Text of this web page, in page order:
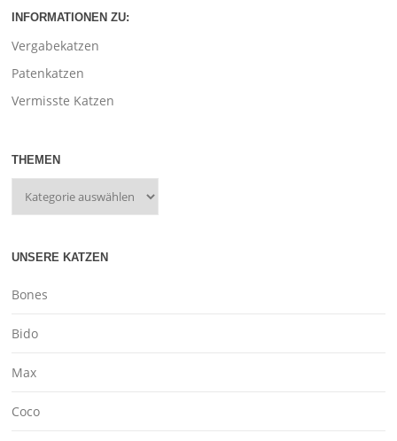
INFORMATIONEN ZU:
Vergabekatzen
Patenkatzen
Vermisste Katzen
THEMEN
UNSERE KATZEN
Bones
Bido
Max
Coco